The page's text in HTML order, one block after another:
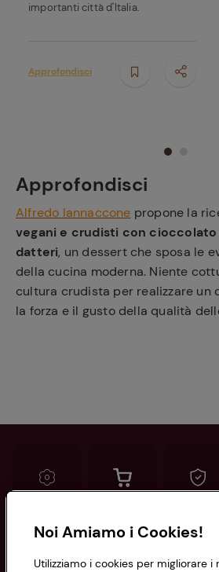
Approfondisci
Alfredo Iannaccone propone la
vegani e crudisti con cioccolato
datteri, un dessert che sposa le
della cucina moderna. Niente
cultura crudista per realizzare un
la forza e il gusto della qualità
importanti città d'Italia.
Approfondisci
Informazioni
Noi Amiamo i Cookies!
Utilizziamo i cookies per migliorare i